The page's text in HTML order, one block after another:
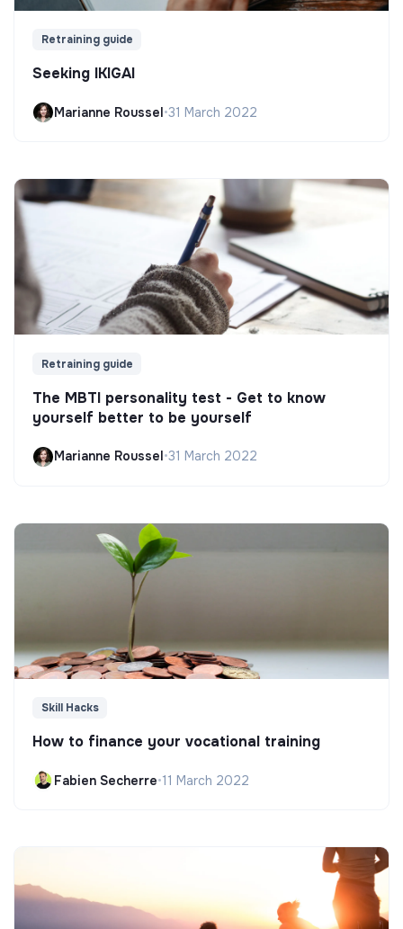
Retraining guide
Seeking IKIGAI
Marianne Roussel•31 March 2022
Retraining guide
The MBTI personality test - Get to know
yourself better to be yourself
Marianne Roussel•31 March 2022
Skill Hacks
How to finance your vocational training
Fabien Secherre•11 March 2022